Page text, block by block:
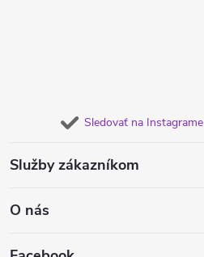
Sledovať na Instagrame
Služby zákazníkom
O nás